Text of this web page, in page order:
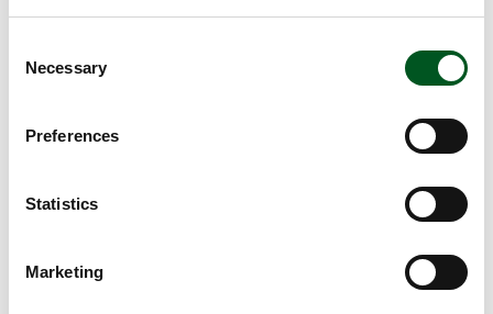
Selection
Necessary
Preferences
Statistics
Marketing
Gruppen- / Freilaufhaltung von Sauen
Schweinebranche auf die Gruppen- bzw. Freilaufhaltung